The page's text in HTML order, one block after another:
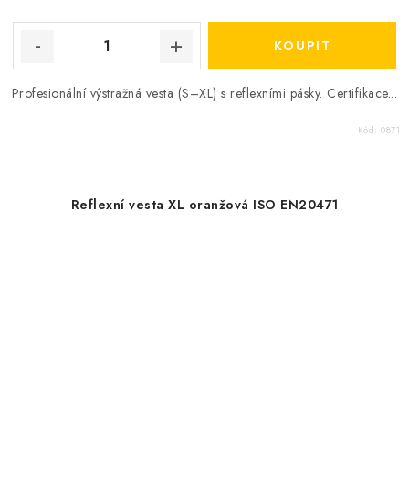
Profesionální výstražná vesta (S–XL) s reflexními pásky. Certifikace...
Kód: 0871
Reflexní vesta XL oranžová ISO EN20471